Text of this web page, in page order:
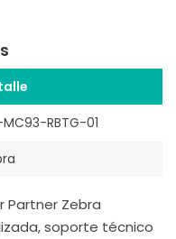
RBTG-01
Partner Zebra
soporte técnico